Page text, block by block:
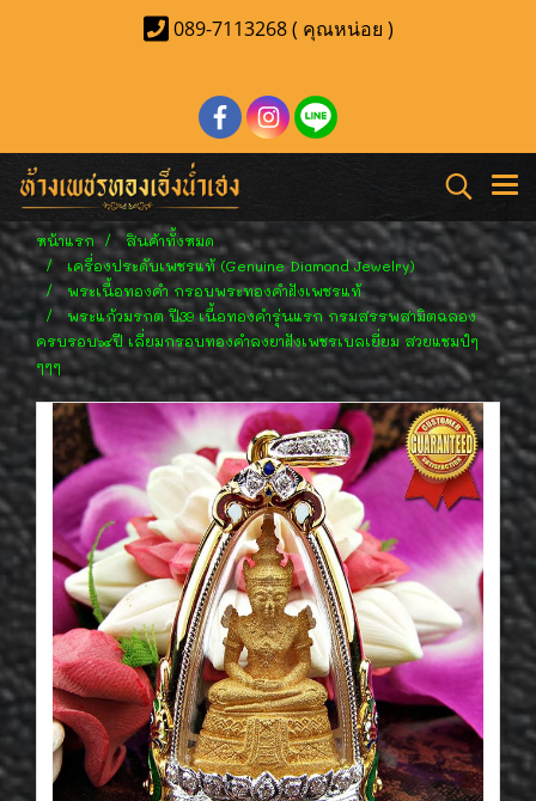
089-7113268 ( คุณหน่อย )
หน้าแรก
สินค้าทั้งหมด
เครื่องประดับเพชรแท้ (Genuine Diamond Jewelry)
พระเนื้อทองคำ กรอบพระทองคำฝังเพชรแท้
พระแก้วมรกต ปี39 เนื้อทองคำรุ่นแรก กรมสรรพสามิตฉลอง
ครบรอบ๖๔ปี เลี่ยมกรอบทองคำลงยาฝังเพชรเบลเยี่ยม สวยแชมป์ๆ
ๆๆๆ